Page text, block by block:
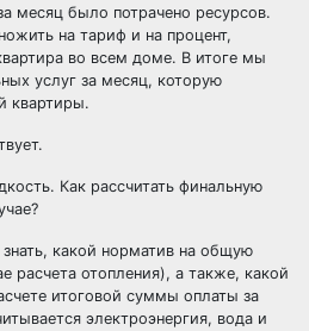
месяц было потрачено ресурсов.
на тариф и на процент,
во всем доме. В итоге мы
услуг за месяц, которую
квартиры.
Как рассчитать финальную
какой норматив на общую
расчета отопления), а также, какой
итоговой суммы оплаты за
электроэнергия, вода и